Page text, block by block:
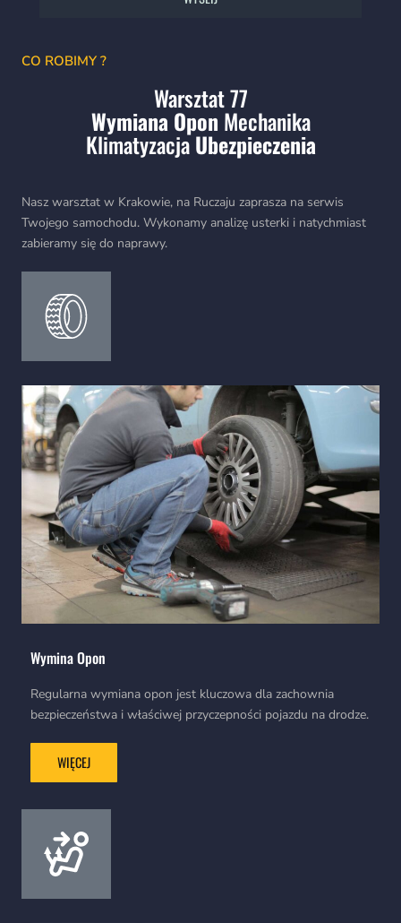
CO ROBIMY ?
Warsztat 77
Wymiana Opon Mechanika
KlimatyzacjaUbezpieczenia
Nasz warsztat w Krakowie, na Ruczaju zaprasza na serwis
Twojego samochodu. Wykonamy analizę usterki i natychmiast
zabieramy się do naprawy.
Wymina Opon
Regularna wymiana opon jest kluczowa dla zachownia
bezpieczeństwa i właściwej przyczepności pojazdu na drodze.
WIĘCEJ